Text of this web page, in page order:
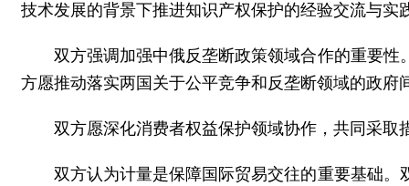
技术发展的背景下推进知识产权保护的经验交流与实
双方强调加强中俄反垄断政策领域合作的重要
方愿推动落实两国关于公平竞争和反垄断领域的政府
双方愿深化消费者权益保护领域协作，共同采
双方认为计量是保障国际贸易交往的重要基础